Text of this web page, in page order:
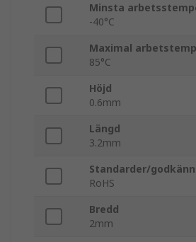
Minsta
-40°C
Maximal
85°C
Höjd
0.6mm
Längd
3.2mm
Standarder/
RoHS
Bredd
2mm